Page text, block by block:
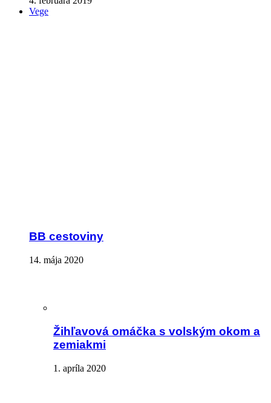
Vege
BB cestoviny
14. mája 2020
Žihľavová omáčka s volským okom a
zemiakmi
1. apríla 2020